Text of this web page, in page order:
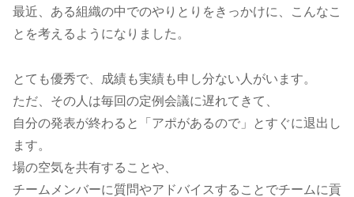
最近、ある組織の中でのやりとりをきっかけに、こんなこ
とを考えるようになりました。
とても優秀で、成績も実績も申し分ない人がいます。
ただ、その人は毎回の定例会議に遅れてきて、
自分の発表が終わると「アポがあるので」とすぐに退出し
ます。
場の空気を共有することや、
チームメンバーに質問やアドバイスすることでチームに貢